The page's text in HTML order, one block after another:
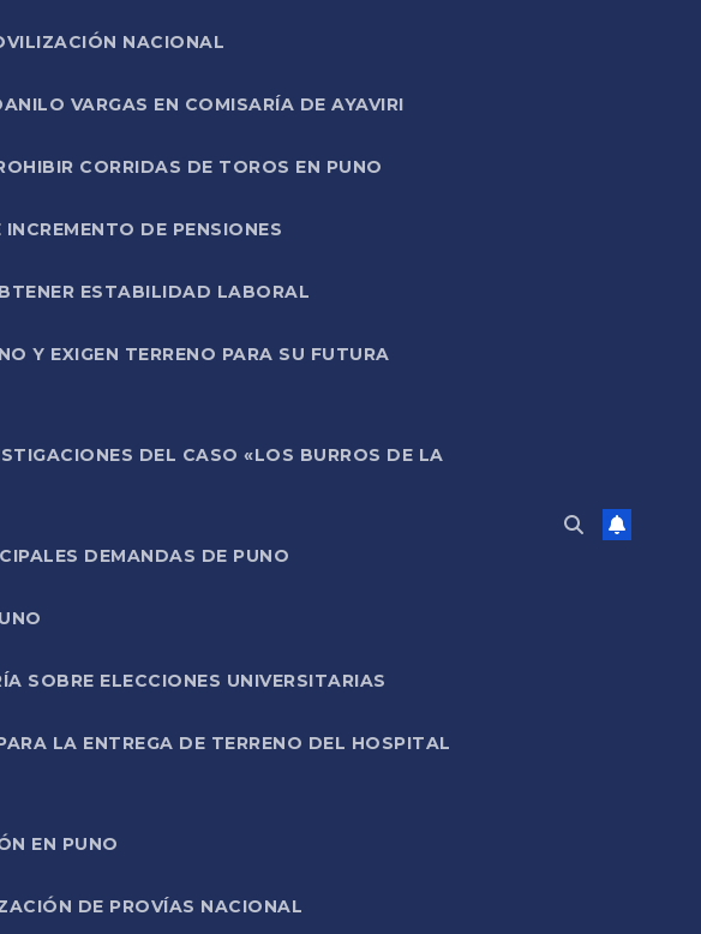
NACIONAL
VARGAS EN COMISARÍA DE AYAVIRI
CORRIDAS DE TOROS EN PUNO
DE PENSIONES
ESTABILIDAD LABORAL
Y EXIGEN TERRENO PARA SU FUTURA
DEL CASO «LOS BURROS DE LA
DEMANDAS DE PUNO
SOBRE ELECCIONES UNIVERSITARIAS
LA ENTREGA DE TERRENO DEL HOSPITAL
EN PUNO
DE PROVÍAS NACIONAL